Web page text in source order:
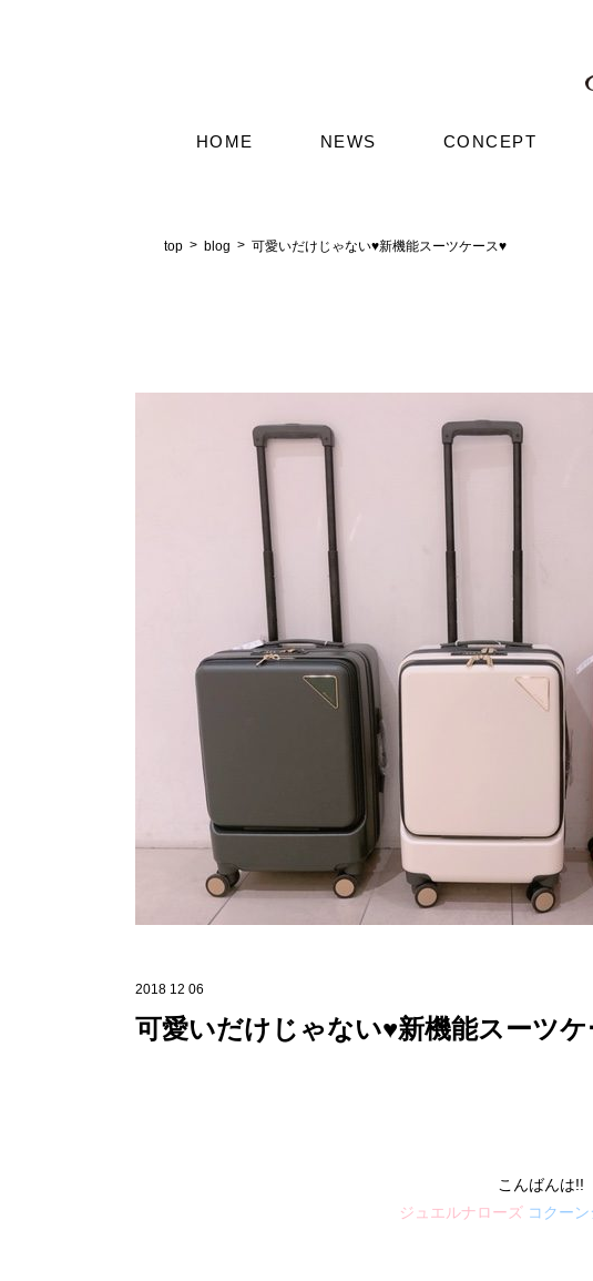
HOME NEWS CONCEPT
top blog 可愛いだけじゃない♥新機能スーツケース♥
2018 12 06
可愛いだけじゃない♥新機能スーツ
こんばんは!!
ジュエルナローズ コクー